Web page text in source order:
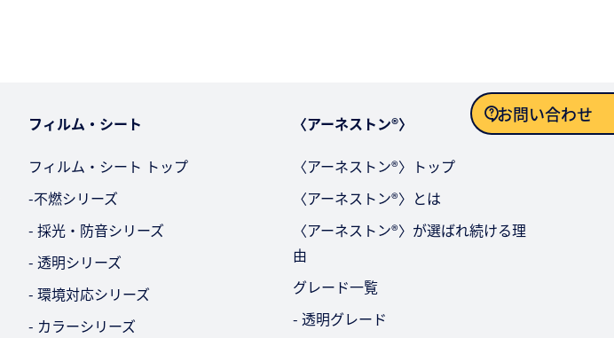
お問い合わせ
お問い合わせ
フィルム・シート
フィルム・シート トップ
-不燃シリーズ
- 採光・防音シリーズ
- 透明シリーズ
- 環境対応シリーズ
- カラーシリーズ
〈アーネストン®〉
〈アーネストン®〉トップ
〈アーネストン®〉とは
〈アーネストン®〉が選ばれ続ける理
由
グレード一覧
- 透明グレード